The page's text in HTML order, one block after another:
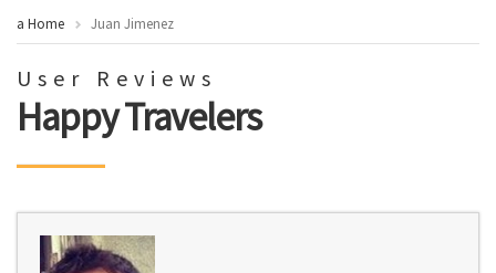
a Home Juan Jimenez
User Reviews
Happy Travelers